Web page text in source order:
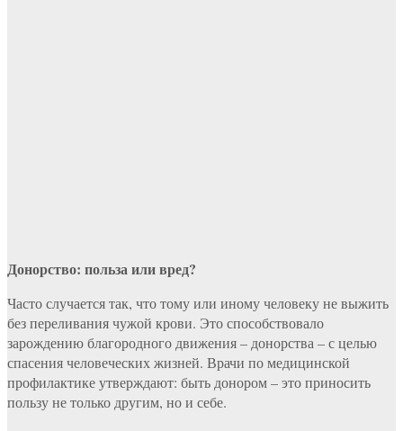
Донорство: польза или вред?
Часто случается так, что тому или иному человеку не выжить
без переливания чужой крови. Это способствовало
зарождению благородного движения – донорства – с целью
спасения человеческих жизней. Врачи по медицинской
профилактике утверждают: быть донором – это приносить
пользу не только другим, но и себе.